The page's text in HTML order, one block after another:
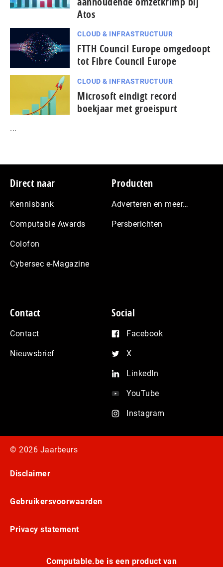
Atos
CLOUD & INFRASTRUCTUUR
FTTH Council Europe omgedoopt
tot Fibre Council Europe
CLOUD & INFRASTRUCTUUR
Microsoft eindigt record
boekjaar met groeispurt
...
Footer
Direct naar
Kennisbank
Computable Awards
Colofon
Cybersec e-Magazine
Producten
Adverteren en meer…
Persberichten
Contact
Contact
Nieuwsbrief
Social
Facebook
X
LinkedIn
YouTube
Instagram
© 2026 Jaarbeurs
Disclaimer
Gebruikersvoorwaarden
Privacy statement
Computable.be is een product van